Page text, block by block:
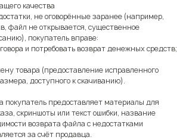
качества
не оговорённые заранее (например,
файл не открывается, существенное
покупатель вправе:
и потребовать возврат денежных средств;
товара (предоставление исправленного
доступного к скачиванию).
покупатель предоставляет материалы для
скриншоты или текст ошибки, название
возврата файла с недостатками
за счёт продавца.